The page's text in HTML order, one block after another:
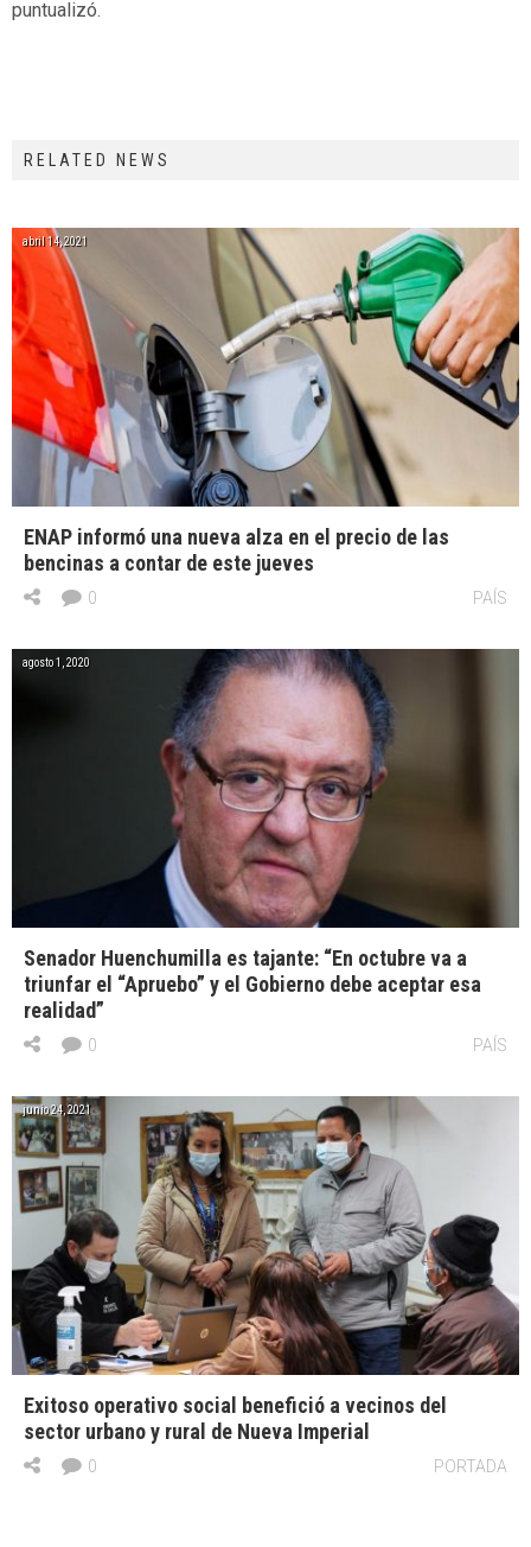
puntualizó.
RELATED NEWS
abril 14, 2021
ENAP informó una nueva alza en el precio de las
bencinas a contar de este jueves
PAÍS
0
agosto 1, 2020
Senador Huenchumilla es tajante: “En octubre va a
triunfar el “Apruebo” y el Gobierno debe aceptar esa
realidad”
PAÍS
0
junio 24, 2021
Exitoso operativo social benefició a vecinos del
sector urbano y rural de Nueva Imperial
PORTADA
0